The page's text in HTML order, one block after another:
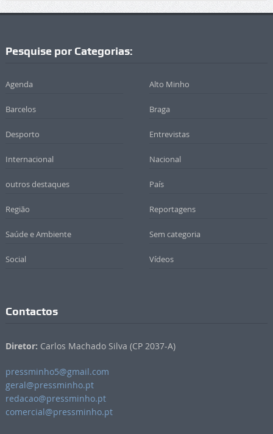
Pesquise por Categorias:
Agenda Alto Minho
Barcelos Braga
Desporto Entrevistas
Internacional Nacional
outros destaques País
Região Reportagens
Saúde e Ambiente Sem categoria
Social Vídeos
Contactos
Diretor: Carlos Machado Silva (CP 2037-A)
pressminho5@gmail.com
geral@pressminho.pt
redacao@pressminho.pt
comercial@pressminho.pt